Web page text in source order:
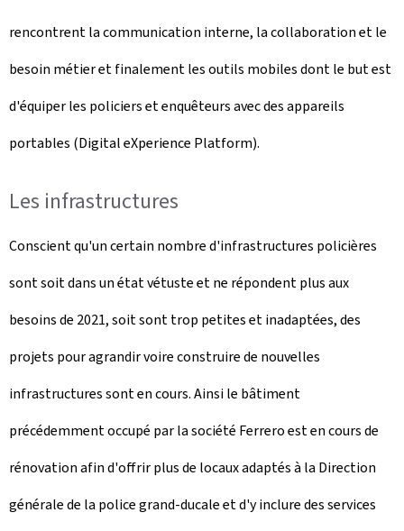
rencontrent la communication interne, la collaboration et le
besoin métier et finalement les outils mobiles dont le but est
d'équiper les policiers et enquêteurs avec des appareils
portables (Digital eXperience Platform).
Les infrastructures
Conscient qu'un certain nombre d'infrastructures policières
sont soit dans un état vétuste et ne répondent plus aux
besoins de 2021, soit sont trop petites et inadaptées, des
projets pour agrandir voire construire de nouvelles
infrastructures sont en cours. Ainsi le bâtiment
précédemment occupé par la société Ferrero est en cours de
rénovation afin d'offrir plus de locaux adaptés à la Direction
générale de la police grand-ducale et d'y inclure des services